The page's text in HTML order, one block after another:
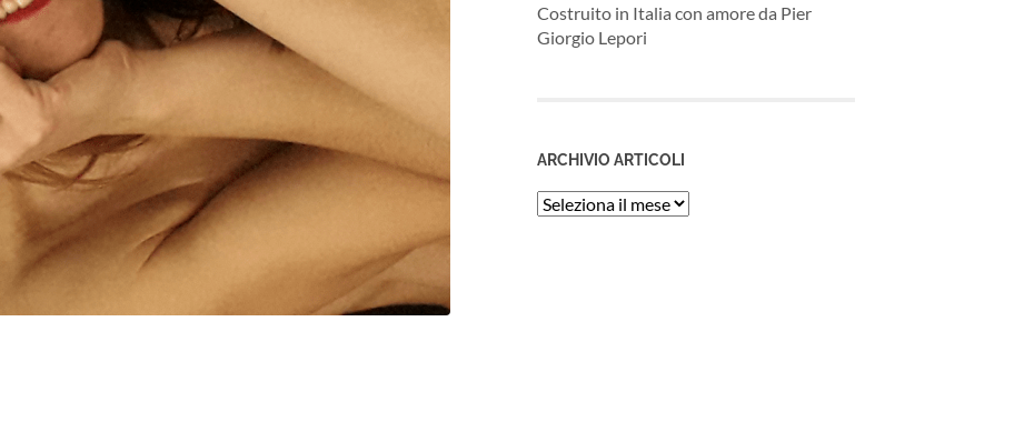
Costruito in Italia con amore da Pier
Giorgio Lepori
ARCHIVIO ARTICOLI
Archivio